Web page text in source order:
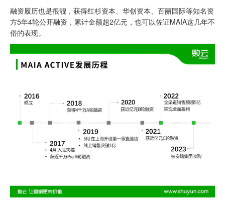
融资履历也是很靓，获得红杉资本、华创资本、百丽国际等知名资
方5年4轮公开融资，累计金额超2亿元，也可以佐证MAIA这几年不
俗的表现。